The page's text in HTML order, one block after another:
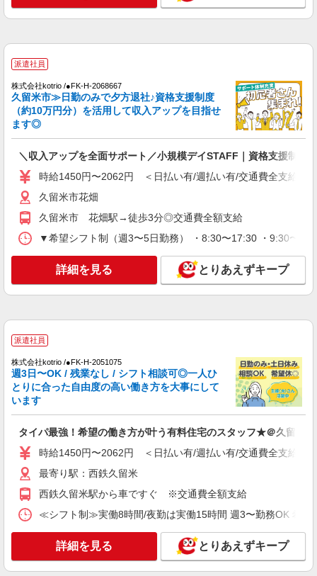
キープ 詳細を見る
株式会社kotrio /●FK-H-2067031
久留米市≫家庭的でこぢんまりしたグルホ＊家
事サポートなど
時給1450円〜2062円 ＜日払い有/週払い有/交
キープ 詳細を見る
株式会社kotrio /●FK-H-2021715
久留米市*デイでの生活補助☆新たなスキルを
時給1450円〜2062円 ＜日払い有/週払い有/交
通費全支給(ガソリン代含む)＞
派遣社員
株式会社kotrio /●FK-H-1981359
花畑駅｜シニア向けマンションでの生活サポー
時給1450円〜2062円 ＜日払い有/週払い有/交
通費全支給(ガソリン代含む)＞
久留米市花畑
キープ 詳細を見る
派遣社員
株式会社kotrio /●FK-H-2010169
西鉄久留米駅＊少人数グルホで利用者さんと家
事や掃除など♪日払いOK
派遣社員
株式会社kotrio /●FK-H-2068667
久留米市≫日勤のみで夕方退社♪資格支援制度
（約10万円分）を活用して収入アップを目指せ
ます◎
＼収入アップを全面サポート／小規模デイSTAFF｜資格支援制度
時給1450円〜2062円 ＜日払い有/週払い有/交通費全支給(ガ
久留米市花畑
久留米市 花畑駅→徒歩3分◎交通費全額支給
▼希望シフト制（週3〜5日勤務） ・8:30〜17:30 ・9:30〜
詳細を見る とりあえずキープ
派遣社員
株式会社kotrio /●FK-H-2051075
週3日〜OK / 残業なし / シフト相談可◎一人ひ
とりに合った自由度の高い働き方を大事にして
います
タイパ最強！希望の働き方が叶う有料住宅のスタッフ★＠久留米市
時給1450円〜2062円 ＜日払い有/週払い有/交通費全支給(ガ
最寄り駅：西鉄久留米
西鉄久留米駅から車ですぐ ※交通費全額支給
≪シフト制≫実働8時間/夜勤は実働15時間 週3〜勤務OK 希
詳細を見る とりあえずキープ